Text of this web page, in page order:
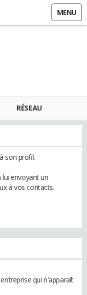
MENU
RÉSEAU
son profil.
lui envoyant un
à vos contacts.
qui n'apparaît